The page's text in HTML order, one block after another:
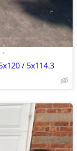
•
/ 5x114.3